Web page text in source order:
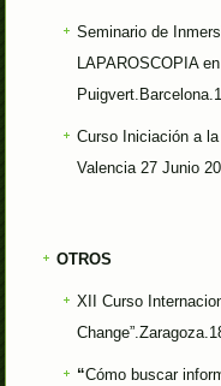
Seminario de
LAPAROSCOPIA
Curso Iniciación a
Valencia 27 Junio
OTROS
XII Curso
“Cómo buscar